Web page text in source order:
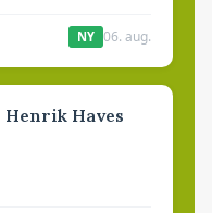
NY 06. aug.
Haves